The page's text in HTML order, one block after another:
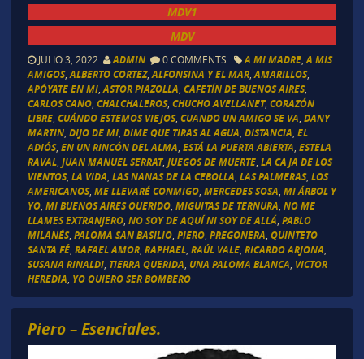
MDV1
MDV
JULIO 3, 2022 ADMIN 0 COMMENTS A MI MADRE, A MIS
AMIGOS, ALBERTO CORTEZ, ALFONSINA Y EL MAR, AMARILLOS,
APÓYATE EN MI, ASTOR PIAZOLLA CAFETÍN DE BUENOS AIRES,
CARLOS CANO, CHALCHALEROS, CHUCHO AVELLANET, CORAZÓN
LIBRE, CUÁNDO ESTEMOS VIEJOS, CUANDO UN AMIGO SE VA DANY
MARTIN, DIJO DE MI, DIME QUE TIRAS AL AGUA DISTANCIA EL
ADIÓS, EN UN RINCÓN DEL ALMA ESTÁ LA PUERTA ABIERTA ESTELA
RAVAL, JUAN MANUEL SERRAT, JUEGOS DE MUERTE, LA CAJA DE LOS
VIENTOS, LA VIDA LAS NANAS DE LA CEBOLLA LAS PALMERAS, LOS
AMERICANOS, ME LLEVARÉ CONMIGO, MERCEDES SOSA MI ÁRBOL Y
YO, MI BUENOS AIRES QUERIDO, MIGUITAS DE TERNURA NO ME
LLAMES EXTRANJERO, NO SOY DE AQUÍ NI SOY DE ALLÁ PABLO
MILANÉS, PALOMA SAN BASILIO, PIERO, PREGONERA QUINTETO
SANTA FÉ, RAFAEL AMOR, RAPHAEL, RAÚL VALE, RICARDO ARJONA
SUSANA RINALDI, TIERRA QUERIDA UNA PALOMA BLANCA VICTOR
HEREDIA YO QUIERO SER BOMBERO
Piero – Esenciales.